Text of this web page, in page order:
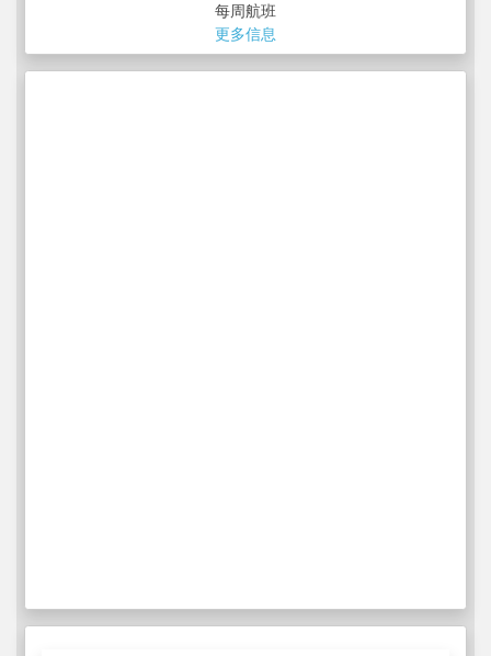
每周航班
更多信息